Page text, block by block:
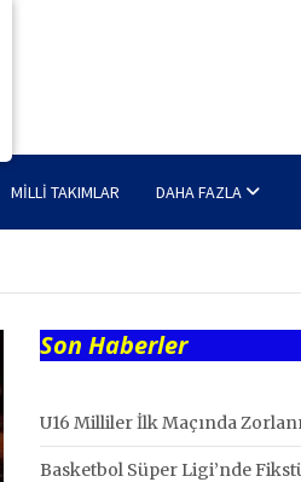
MILLI TAKIMLAR DAHA FAZLA
Son Haberler
U16 Milliler İlk Maçında
Basketbol Süper Ligi’nde